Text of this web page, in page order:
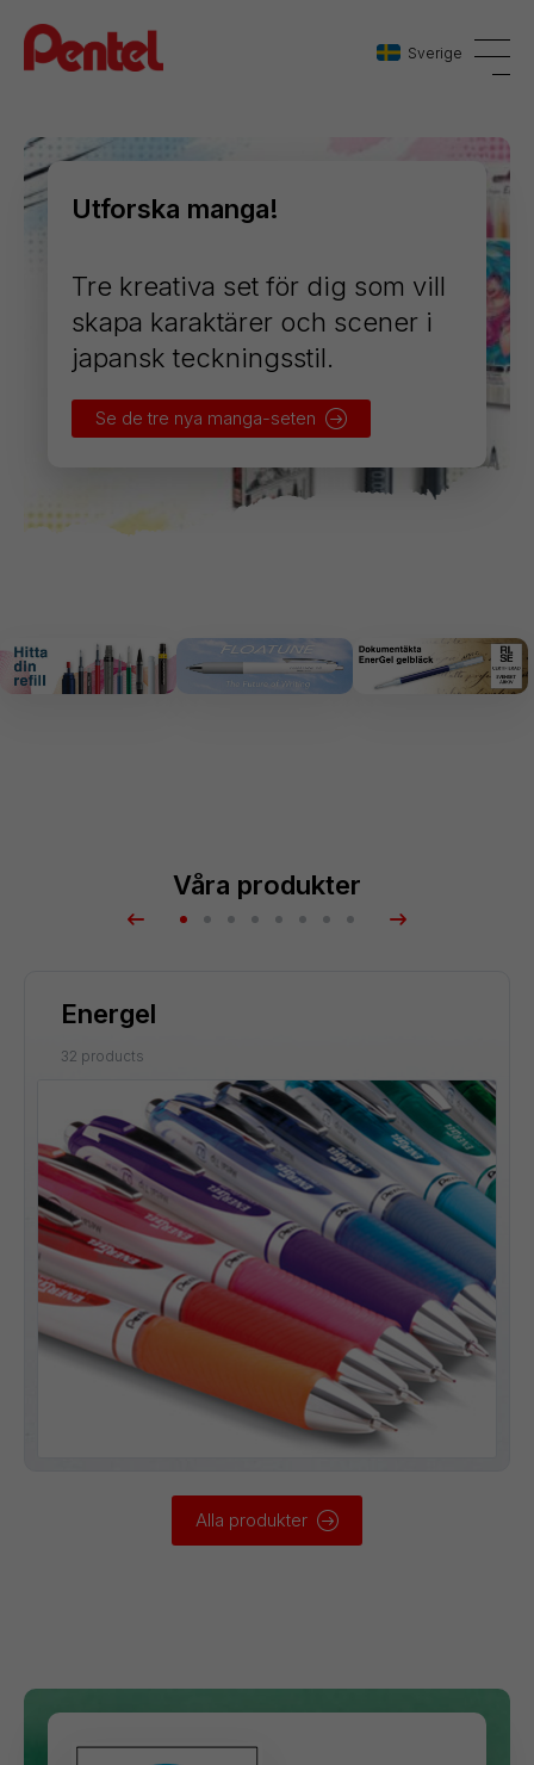
Sverige
Sverige
Utforska manga!
Tre kreativa set för dig som vill
skapa karaktärer och scener i
japansk teckningsstil.
Se de tre nya manga-seten
Våra produkter
Energel
32 products
Alla produkter